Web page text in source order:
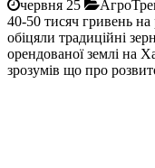
червня 25
40-50 тисяч гривень
обіцяли традиційні
орендованої землі на
зрозумів що про